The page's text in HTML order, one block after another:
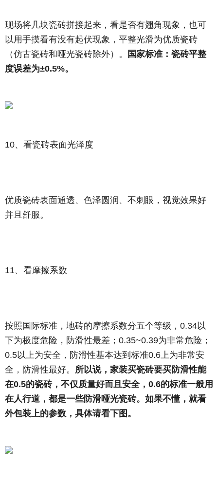
现场将几块瓷砖拼接起来，看是否有翘角现象，也可
以用手摸看有没有起伏现象，平整光滑为优质瓷砖
（仿古瓷砖和哑光瓷砖除外）。
国家标准：瓷砖平整
度误差为±0.5%。
10、看瓷砖表面光泽度
优质瓷砖表面通透、色泽圆润、不刺眼，视觉效果好
并且舒服。
11、看摩擦系数
按照国际标准，地砖的摩擦系数分五个等级，0.34以
下为极度危险，防滑性最差；0.35~0.39为非常危险；
0.5以上为安全，防滑性基本达到标准0.6上为非常安
全，防滑性最好。 所以说，家装买瓷砖要买防滑性能
在0.5的瓷砖，不仅质量好而且安全，0.6的标准一般用
在人行道，都是一些防滑哑光瓷砖。如果不懂，就看
外包装上的参数，具体请看下图。